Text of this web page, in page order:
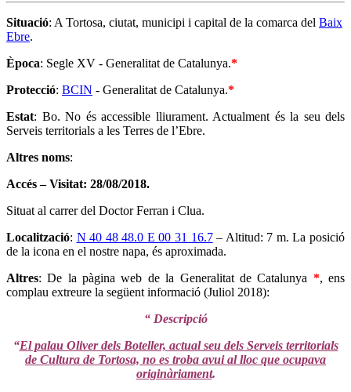
Situació: A Tortosa, ciutat, municipi i capital de la comarca del Baix
Ebre.
Època: Segle XV - Generalitat de Catalunya.*
Protecció: BCIN - Generalitat de Catalunya.*
Estat: Bo. No és accessible lliurament. Actualment és la seu dels
Serveis territorials a les Terres de l’Ebre.
Altres noms:
Accés – Visitat: 28/08/2018.
Situat al carrer del Doctor Ferran i Clua.
Localització: N 40 48 48.0 E 00 31 16.7– Altitud: 7 m. La posició
de la icona en el nostre napa, és aproximada.
Altres: De la pàgina web de la Generalitat de Catalunya *, ens
complau extreure la següent informació (Juliol 2018):
“ Descripció
“El palau Oliver dels Boteller, actual seu dels Serveis territorials
de Cultura de Tortosa, no es troba avui al lloc que ocupava
originàriament.